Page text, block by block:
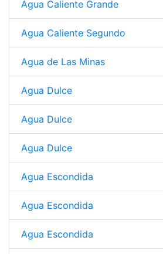
Agua Caliente Grande
Agua Caliente Segundo
Agua de Las Minas
Agua Dulce
Agua Dulce
Agua Dulce
Agua Escondida
Agua Escondida
Agua Escondida